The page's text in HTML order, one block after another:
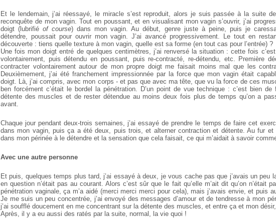
Et le lendemain, j’ai réessayé, le miracle s’est reproduit, alors je suis passée à la suite
reconquête de mon vagin. Tout en poussant, et en visualisant mon vagin s’ouvrir, j’ai
doigt (lubrifiéof course) dans mon vagin. Au début, genre juste à peine, puis je
détendre, poussait pour ouvrir mon vagin. J’ai avancé progressivement. Le tout en
découverte : tiens quelle texture à mon vagin, quelle est sa forme (en tout cas pour l’entrée) ?
Une fois mon doigt entré de quelques centimètres, j’ai renversé la situation : cette fois
volontairement, puis détendu en poussant, puis re-contracté, re-détendu, etc. Première
contracter volontairement autour de mon propre doigt me faisait moins mal que les
Deuxièmement, j’ai été franchement impressionnée par la force que mon vagin était
doigt. Là, j’ai compris, avec mon corps - et pas que avec ma tête, que vu la force de ces
ben forcément c’était le bordel la pénétration. D’un point de vue technique : c’est bien
détente des muscles et de rester détendue au moins deux fois plus de temps qu’on a
avant.
Chaque jour pendant deux-trois semaines, j’ai essayé de prendre le temps de faire cet
dans mon vagin, puis ça a été deux, puis trois, et alterner contraction et détente. Au fur et
dans mon périnée à le détendre et la sensation que cela faisait, ce qui m’aidait à savoir
Avec une autre personne
Et puis, quelques temps plus tard, j’ai essayé à deux, je vous cache pas que j’avais un peu
en question n’était pas au courant. Alors c’est sûr que le fait qu’elle m’ait dit qu’on n’était
pénétration vaginale, ça m’a aidé (merci merci merci pour cela), mais j’avais envie, et puis
Je me suis un peu concentrée, j’ai envoyé des messages d’amour et de tendresse à mon
j’ai soufflé doucement en me concentrant sur la détente des muscles, et entre ça et mon
Après, il y a eu aussi des ratés par la suite, normal, la vie quoi !